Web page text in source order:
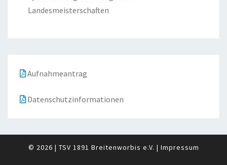
Landesmeisterschaften
Aufnahmeantrag
Datenschutzinformationen
© 2026 | TSV 1891 Breitenworbis e.V. | Impressum